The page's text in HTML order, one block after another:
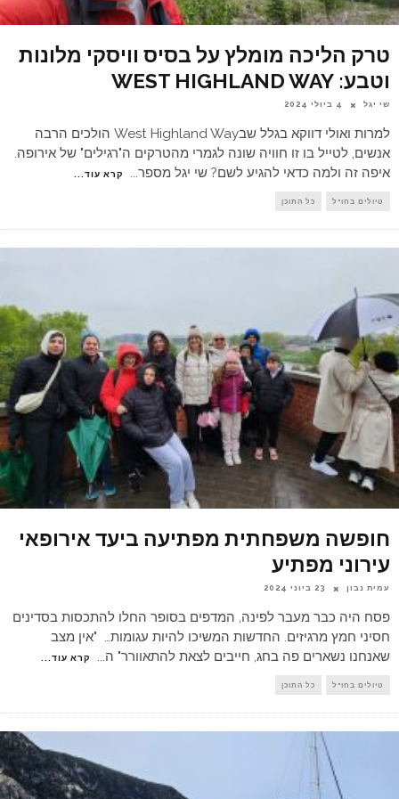
טרק הליכה מומלץ על בסיס וויסקי מלונות
וטבע: WEST HIGHLAND WAY
שי יגל 4 ביולי 2024
למרות ואולי דווקא בגלל שבWest Highland Way הולכים הרבה
אנשים, לטייל בו זו חוויה שונה לגמרי מהטרקים ה"רגילים" של אירופה.
איפה זה ולמה כדאי להגיע לשם? שי יגל מספר... קרא עוד...
טיולים בחו"ל כל התוכן
חופשה משפחתית מפתיעה ביעד אירופאי
עירוני מפתיע
עמית נבון 23 ביוני 2024
פסח היה כבר מעבר לפינה, המדפים בסופר החלו להתכסות בסדינים
חסיני חמץ מרגיזים. החדשות המשיכו להיות עגומות… "אין מצב
שאנחנו נשארים פה בחג, חייבים לצאת להתאוורר" ה... קרא עוד...
טיולים בחו"ל כל התוכן